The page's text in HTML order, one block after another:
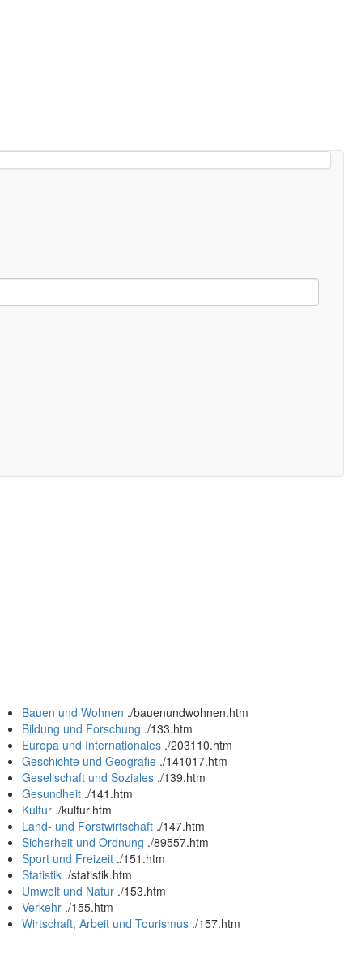
Bauen und Wohnen ./bauenundwohnen.htm
Bildung und Forschung ./133.htm
Europa und Internationales ./203110.htm
Geschichte und Geografie ./141017.htm
Gesellschaft und Soziales ./139.htm
Gesundheit ./141.htm
Kultur ./kultur.htm
Land- und Forstwirtschaft ./147.htm
Sicherheit und Ordnung ./89557.htm
Sport und Freizeit ./151.htm
Statistik ./statistik.htm
Umwelt und Natur ./153.htm
Verkehr ./155.htm
Wirtschaft, Arbeit und Tourismus ./157.htm